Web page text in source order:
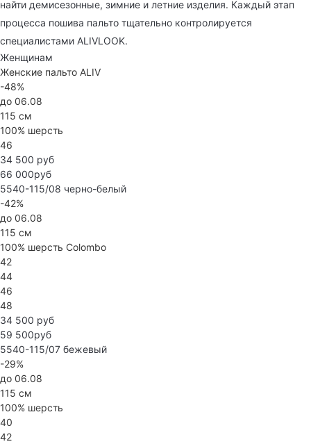
найти демисезонные, зимние и летние изделия. Каждый этап
процесса пошива пальто тщательно контролируется
специалистами ALIVLOOK.
Женщинам
Женские пальто ALIV
-48%
до 06.08
115 см
100% шерсть
46
34 500 руб
66 000руб
5540-115/08 черно-белый
-42%
до 06.08
115 см
100% шерсть Colombo
42
44
46
48
34 500 руб
59 500руб
5540-115/07 бежевый
-29%
до 06.08
115 см
100% шерсть
40
42